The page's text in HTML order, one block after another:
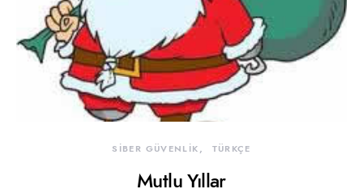
SİBER GÜVENLİK TÜRKÇE
Mutlu Yıllar